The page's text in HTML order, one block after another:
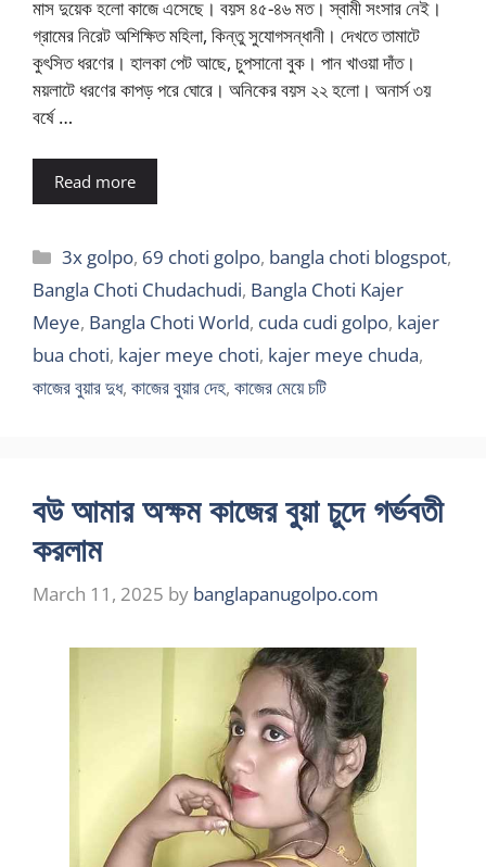
মাস দুয়েক হলো কাজে এসেছে। বয়স ৪৫-৪৬ মত। স্বামী সংসার নেই।
গ্রামের নিরেট অশিক্ষিত মহিলা, কিন্তু সুযোগসন্ধানী। দেখতে তামাটে
কুৎসিত ধরণের। হালকা পেট আছে, চুপসানো বুক। পান খাওয়া দাঁত।
ময়লাটে ধরণের কাপড় পরে ঘোরে। অনিকের বয়স ২২ হলো। অনার্স ৩য়
বর্ষে …
Read more
Categories
3x golpo, 69 choti golpo, bangla choti blogspot,
Bangla Choti Chudachudi, Bangla Choti Kajer
Meye, Bangla Choti World, cuda cudi golpo, kajer
bua choti, kajer meye choti, kajer meye chuda,
কাজের বুয়ার দুধ, কাজের বুয়ার দেহ, কাজের মেয়ে চটি
বউ আমার অক্ষম কাজের বুয়া চুদে গর্ভবতী
করলাম
March 11, 2025 by banglapanugolpo.com